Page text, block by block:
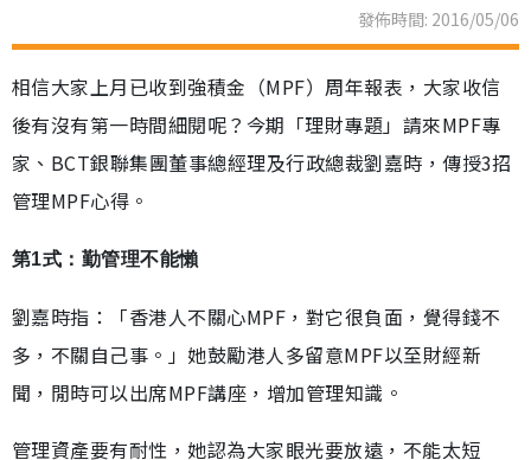
發佈時間: 2016/05/06
相信大家上月已收到強積金（MPF）周年報表，大家收信
後有沒有第一時間細閱呢？今期「理財專題」請來MPF專
家、BCT銀聯集團董事總經理及行政總裁劉嘉時，傳授3招
管理MPF心得。
第1式：勤管理不能懶
劉嘉時指：「香港人不關心MPF，對它很負面，覺得錢不
多，不關自己事。」她鼓勵港人多留意MPF以至財經新
聞，閒時可以出席MPF講座，增加管理知識。
管理資產要有耐性，她認為大家眼光要放遠，不能太短